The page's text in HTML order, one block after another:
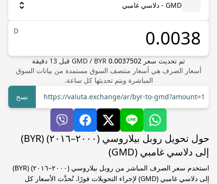
GMD - دلاسي غامبي
D
تم تحديث سعر GMD / BYR 0.0037502 قبل 13 دقيقة
أسعار الصرف هي أسعار منتصف السوق مستمدة من بيانات السوق
المباشرة ويتم تحديثها كل ساعة.
https://valuta.exchange/ar/byr-to-gmd?amount=1
نسخ
حول تحويل روبل بيلاروسي (٢٠٠٠–٢٠١٦) (BYR)
إلى دلاسي غامبي (GMD)
استخدم سعر الصرف المباشر من روبل بيلاروسي (٢٠٠٠–٢٠١٦) (BYR)
إلى دلاسي غامبي (GMD) لإجراء التحويلات فورًا. تُحدَّث الأسعار كل